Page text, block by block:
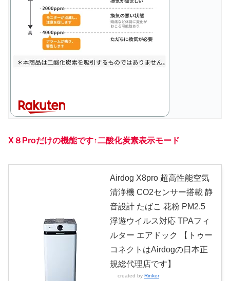
X８Proだけの機能です↑二酸化炭素表示モード
Airdog X8pro 超高性能空気
清浄機 CO2センサー搭載 静
音設計 たばこ 花粉 PM2.5
浮遊ウイルス対応 TPAフィ
ルター エアドック 【トゥー
コネクトはAirdogの日本正
規総代理店です】
created by Rinker